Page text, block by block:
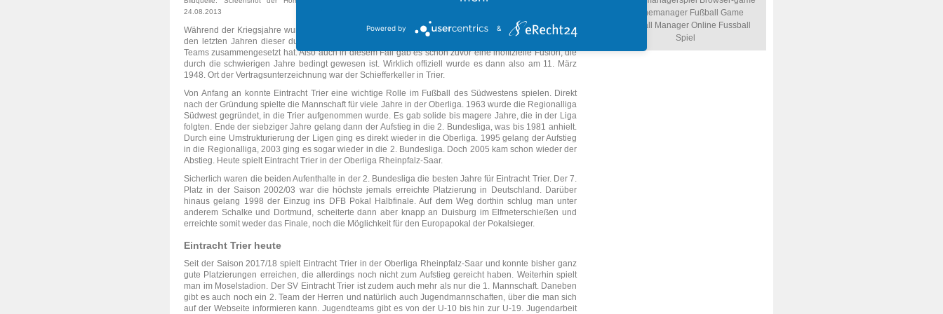
24.08.2013
Während der Kriegsjahre wurde es nicht einfach, den Spielbetrieb aufrechtzuerhalten, aber gerade in
den letzten Jahren dieser dunklen Zeit gab es bereits eine Spielgemeinschaft, die sich aus beiden
Teams zusammengesetzt hat. Also auch in diesem Fall gab es schon zuvor eine inoffizielle Fusion, die
durch die schwierigen Jahre bedingt gewesen ist. Wirklich offiziell wurde es dann also am 11. März
1948. Ort der Vertragsunterzeichnung war der Schiefferkeller in Trier.
Von Anfang an konnte Eintracht Trier eine wichtige Rolle im Fußball des Südwestens spielen. Direkt
nach der Gründung spielte die Mannschaft für viele Jahre in der Oberliga. 1963 wurde die Regionalliga
Südwest gegründet, in die Trier aufgenommen wurde. Es gab solide bis magere Jahre, die in der Liga
folgten. Ende der siebziger Jahre gelang dann der Aufstieg in die 2. Bundesliga, was bis 1981 anhielt.
Durch eine Umstrukturierung der Ligen ging es direkt wieder in die Oberliga. 1995 gelang der Aufstieg
in die Regionalliga, 2003 ging es sogar wieder in die 2. Bundesliga. Doch 2005 kam schon wieder der
Abstieg. Heute spielt Eintracht Trier in der Oberliga Rheinpfalz-Saar.
Sicherlich waren die beiden Aufenthalte in der 2. Bundesliga die besten Jahre für Eintracht Trier. Der 7.
Platz in der Saison 2002/03 war die höchste jemals erreichte Platzierung in Deutschland. Darüber
hinaus gelang 1998 der Einzug ins DFB Pokal Halbfinale. Auf dem Weg dorthin schlug man unter
anderem Schalke und Dortmund, scheiterte dann aber knapp an Duisburg im Elfmeterschießen und
erreichte somit weder das Finale, noch die Möglichkeit für den Europapokal der Pokalsieger.
Eintracht Trier heute
Seit der Saison 2017/18 spielt Eintracht Trier in der Oberliga Rheinpfalz-Saar und konnte bisher ganz
gute Platzierungen erreichen, die allerdings noch nicht zum Aufstieg gereicht haben. Weiterhin spielt
man im Moselstadion. Der SV Eintracht Trier ist zudem auch mehr als nur die 1. Mannschaft. Daneben
gibt es auch noch ein 2. Team der Herren und natürlich auch Jugendmannschaften, über die man sich
auf der Webseite informieren kann. Jugendteams gibt es von der U-10 bis hin zur U-19. Jugendarbeit
Onlinemanager Fußball Game
Fussball Manager Online Fussball
Spiel
Powered by &